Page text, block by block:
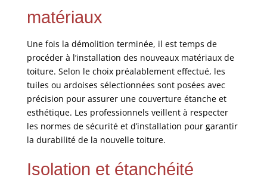
matériaux
Une fois la démolition terminée, il est temps de
procéder à l’installation des nouveaux matériaux de
toiture. Selon le choix préalablement effectué, les
tuiles ou ardoises sélectionnées sont posées avec
précision pour assurer une couverture étanche et
esthétique. Les professionnels veillent à respecter
les normes de sécurité et d’installation pour garantir
la durabilité de la nouvelle toiture.
Isolation et étanchéité